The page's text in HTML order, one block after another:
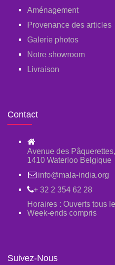
Aménagement
Provenance des articles
Galerie photos
Notre showroom
Livraison
Contact
Avenue des
1410 Waterloo Belgique
info@mala-india.org
+ 32 2 354 62 28
Horaires : Ouverts tous
Week-ends compris
Suivez-Nous